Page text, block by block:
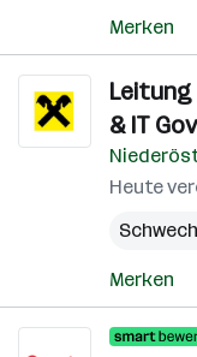
Merken
Leitung
& IT
Heute
Merken